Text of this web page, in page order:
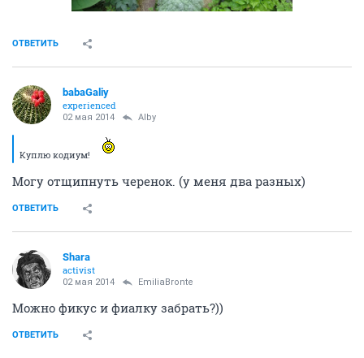
ОТВЕТИТЬ
babaGaliy
experienced
02 мая 2014 Alby
Куплю кодиум!
Могу отщипнуть черенок. (у меня два разных)
ОТВЕТИТЬ
Shara
activist
02 мая 2014 EmiliaBronte
Можно фикус и фиалку забрать?))
ОТВЕТИТЬ